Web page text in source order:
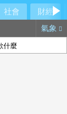
社會
財經
氣象
什麼